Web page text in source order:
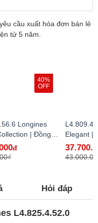
cầu xuất hóa đơn bán lẻ
tử 5 năm.
40%
OFF
Longines
| Đồng
Chính Hãng
VN
đ
Elegant |
Longines
Lẻ Tại VN
Hỏi đáp
L4.825.4.52.0